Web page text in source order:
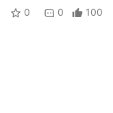
0 0 100